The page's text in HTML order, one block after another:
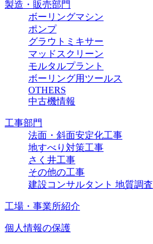
製造・販売部門
ボーリングマシン
ポンプ
グラウトミキサー
マッドスクリーン
モルタルプラント
ボーリング用ツールス
OTHERS
中古機情報
工事部門
法面・斜面安定化工事
地すべり対策工事
さく井工事
その他の工事
建設コンサルタント 地質調査
工場・事業所紹介
個人情報の保護